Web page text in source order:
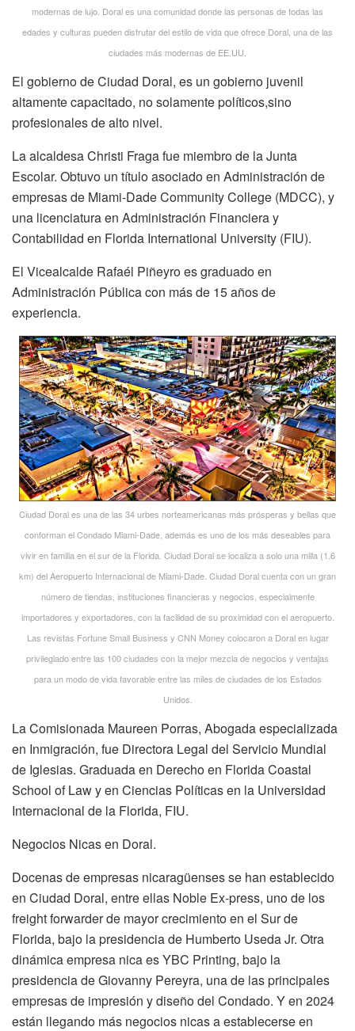
modernas de lujo. Doral es una comunidad donde las personas de todas las
edades y culturas pueden disfrutar del estilo de vida que ofrece Doral, una de las
ciudades más modernas de EE.UU.
El gobierno de Ciudad Doral, es un gobierno juvenil
altamente capacitado, no solamente políticos,sino
profesionales de alto nivel.
La alcaldesa Christi Fraga fue miembro de la Junta
Escolar. Obtuvo un título asociado en Administración de
empresas de Miami-Dade Community College (MDCC), y
una licenciatura en Administración Financiera y
Contabilidad en Florida International University (FIU).
El Vicealcalde Rafaél Piñeyro es graduado en
Administración Pública con más de 15 años de
experiencia.
Ciudad Doral es una de las 34 urbes norteamericanas más prósperas y bellas que
conforman el Condado Miami-Dade, además es uno de los más deseables para
vivir en familia en el sur de la Florida. Ciudad Doral se localiza a solo una milla (1.6
km) del Aeropuerto Internacional de Miami-Dade. Ciudad Doral cuenta con un gran
número de tiendas, instituciones financieras y negocios, especialmente
importadores y exportadores, con la facilidad de su proximidad con el aeropuerto.
Las revistas Fortune Small Business y CNN Money colocaron a Doral en lugar
privilegiado entre las 100 ciudades con la mejor mezcla de negocios y ventajas
para un modo de vida favorable entre las miles de ciudades de los Estados
Unidos.
La Comisionada Maureen Porras, Abogada especializada
en Inmigración, fue Directora Legal del Servicio Mundial
de Iglesias. Graduada en Derecho en Florida Coastal
School of Law y en Ciencias Políticas en la Universidad
Internacional de la Florida, FIU.
Negocios Nicas en Doral.
Docenas de empresas nicaragüenses se han establecido
en Ciudad Doral, entre ellas Noble Ex-press, uno de los
freight forwarder de mayor crecimiento en el Sur de
Florida, bajo la presidencia de Humberto Useda Jr. Otra
dinámica empresa nica es YBC Printing, bajo la
presidencia de Giovanny Pereyra, una de las principales
empresas de impresión y diseño del Condado. Y en 2024
están llegando más negocios nicas a establecerse en